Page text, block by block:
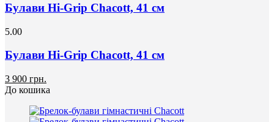
Булави Hi-Grip Chacott, 41 см
5.00
Булави Hi-Grip Chacott, 41 см
3 900 грн.
До кошика